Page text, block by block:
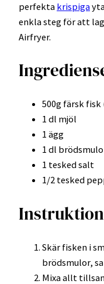
perfekta krispiga
enkla steg för att
Airfryer.
500g färsk
1 dl mjöl
1 ägg
1 dl
1 tesked salt
1/2 tesked
Skär fisken i
brödsmulor,
Mixa allt